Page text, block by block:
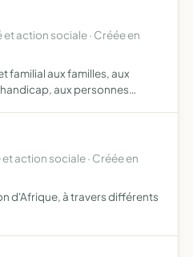
action sociale · Créée en
familial aux familles, aux
aux personnes
action sociale · Créée en
d'Afrique, à travers différents